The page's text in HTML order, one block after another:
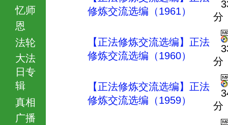
忆师
恩
法轮
大法
日专
辑
真相
广播
修炼交流选编（1961）
分
【正法修炼交流选编】正法
修炼交流选编（1960）
分
【正法修炼交流选编】正法
修炼交流选编（1959）
分